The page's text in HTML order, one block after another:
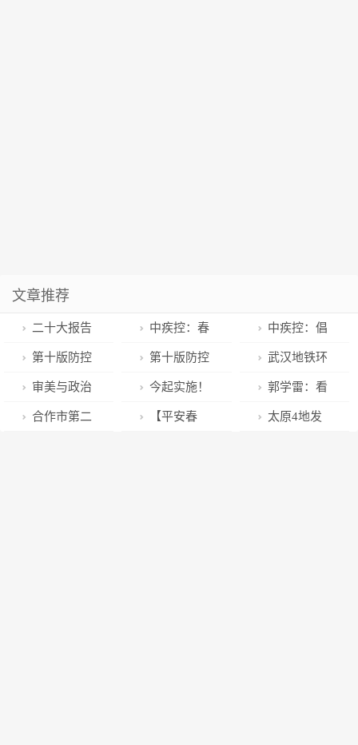
文章推荐
二十大报告
金句学习时
（四十九）
中疾控：春
节期间，避免
前往疫情高流
行地区探亲旅
中疾控：倡
导有新冠感染
症状的群众自
行开展抗原检
第十版防控
方案中有关新
冠疫苗接种有
第十版防控
方案提出可以
采取紧急防控
武汉地铁环
线博览路站封
顶，年前迎来
审美与政治
的赋格
今起实施！
不再实行隔
郭学雷：看
见山西，从古
合作市第二 【平安春 太原4地发